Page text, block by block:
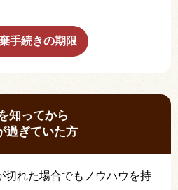
手続きの期限
知ってから
過ぎていた方
切れた場合でもノウハウを持